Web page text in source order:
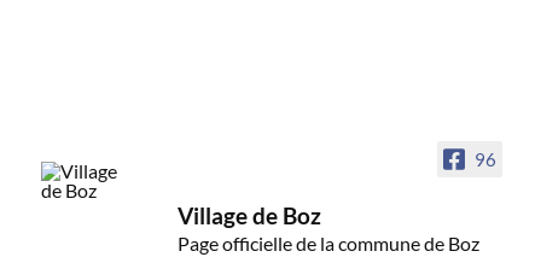
96
Village de Boz
Page officielle de la commune de Boz